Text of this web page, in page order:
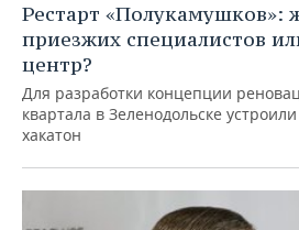
Рестарт «Полукамушков»:
приезжих специалистов
центр?
Для разработки концепции
квартала в Зеленодольске
хакатон